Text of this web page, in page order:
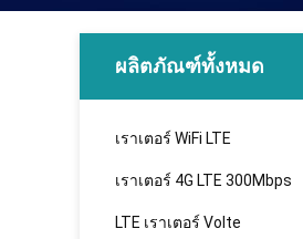
ผลิตภัณฑ์ทั้งหมด
เราเตอร์ WiFi LTE
เราเตอร์ 4G LTE 300Mbps
LTE เราเตอร์ Volte